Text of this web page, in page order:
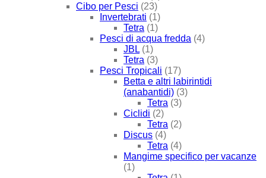
Cibo per Pesci (23)
Invertebrati (1)
Tetra (1)
Pesci di acqua fredda (4)
JBL (1)
Tetra (3)
Pesci Tropicali (17)
Betta e altri labirintidi
(anabantidi) (3)
Tetra (3)
Ciclidi (2)
Tetra (2)
Discus (4)
Tetra (4)
Mangime specifico per vacanze
(1)